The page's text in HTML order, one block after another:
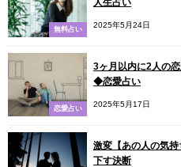
無料占い
人生占い
2025年5月24日
恋愛占い
3ヶ月以内に2人の
◆恋愛占い
2025年5月17日
激変【あの人の気
下す決断